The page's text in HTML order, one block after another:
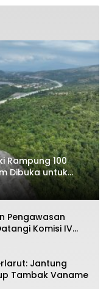
Rampung 100
Dibuka untuk
Pengawasan
Komisi IV
Berpijak pada
Jantung
Tambak Vaname